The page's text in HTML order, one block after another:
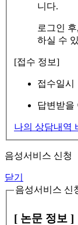
니다.
로그인
하실 수
[접수 정보]
접수일시
답변받을
나의 상담내역
음성서비스 신청
닫기
음성서비스 신
[ 논문 정보 ]